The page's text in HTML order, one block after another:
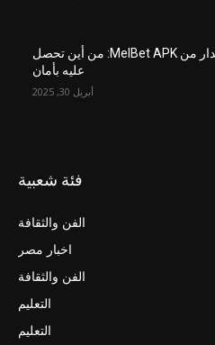
أحدث إصدار من MelBet APK: من أين تحصل
عليه بأمان
أبريل 30, 2025
فئة شعبية
الفن والثقافة
اخبار مصر
الفن والثقافة
التعليم
التعليم